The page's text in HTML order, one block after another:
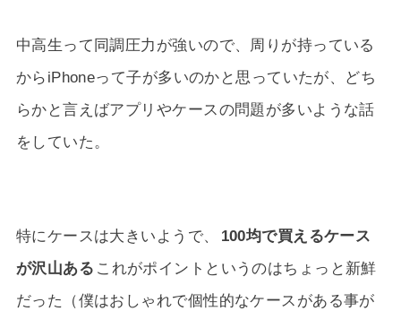
中高生って同調圧力が強いので、周りが持っている
からiPhoneって子が多いのかと思っていたが、どち
らかと言えばアプリやケースの問題が多いような話
をしていた。
特にケースは大きいようで、
100均で買えるケース
が沢山ある これがポイントというのはちょっと新鮮
だった（僕はおしゃれで個性的なケースがある事が